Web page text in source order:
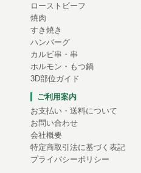
ローストビーフ
焼肉
すき焼き
ハンバーグ
カルビ串・串
ホルモン・もつ鍋
3D部位ガイド
ご利用案内
お支払い・送料について
お問い合わせ
会社概要
特定商取引法に基づく表記
プライバシーポリシー